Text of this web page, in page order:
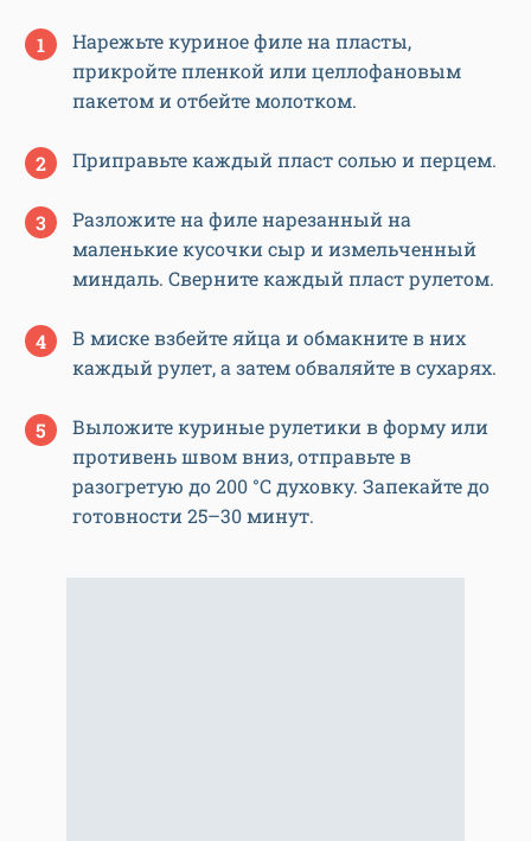
Нарежьте куриное филе на пласты,
прикройте пленкой или целлофановым
пакетом и отбейте молотком.
Приправьте каждый пласт солью и перцем.
Разложите на филе нарезанный на
маленькие кусочки сыр и измельченный
миндаль. Сверните каждый пласт рулетом.
В миске взбейте яйца и обмакните в них
каждый рулет, а затем обваляйте в сухарях.
Выложите куриные рулетики в форму или
противень швом вниз, отправьте в
разогретую до 200 °C духовку. Запекайте до
готовности 25–30 минут.